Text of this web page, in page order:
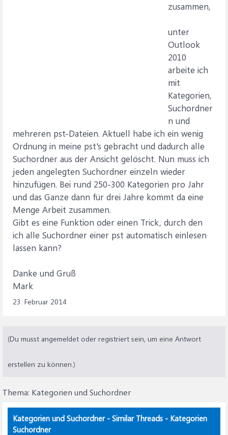
zusammen,
unter
Outlook
2010
arbeite ich
mit
Kategorien,
Suchordner
n und
mehreren pst-Dateien. Aktuell habe ich ein wenig
Ordnung in meine pst's gebracht und dadurch alle
Suchordner aus der Ansicht gelöscht. Nun muss ich
jeden angelegten Suchordner einzeln wieder
hinzufügen. Bei rund 250-300 Kategorien pro Jahr
und das Ganze dann für drei Jahre kommt da eine
Menge Arbeit zusammen.
Gibt es eine Funktion oder einen Trick, durch den
ich alle Suchordner einer pst automatisch einlesen
lassen kann?
Danke und Gruß
Mark
23. Februar 2014
(Du musst angemeldet oder registriert sein, um eine Antwort
erstellen zu können.)
Thema: Kategorien und Suchordner
Kategorien und Suchordner - Similar Threads - Kategorien
Suchordner